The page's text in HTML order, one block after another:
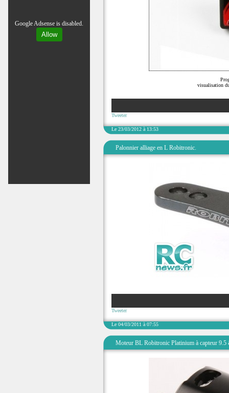
Google Adsense is disabled.
Allow
visualisation
Tweeter
Le 23/03/2012 à 13:53
Palonnier alliage en L Robitronic.
Tweeter
Le 04/03/2011 à 07:55
Moteur BL Robitronic Platinium à capteur 9.5